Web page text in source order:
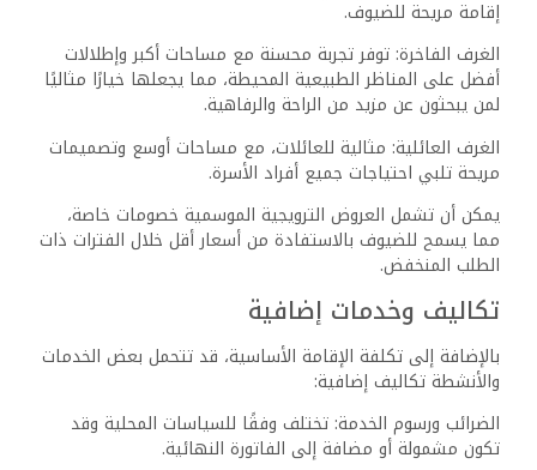
الإجمالية للإقامة. هذه العروض قد تتضمن باقات تتضمن إقامة
لعدة ليالٍ أو تقديم خدمات إضافية مثل وجبات الإفطار المجانية
أو تخفيضات على الأنشطة الترفيهية.
بهذا، يضمن مارينا فيو بورت غالب تقديم تجربة شاملة توازن بين
السعر والقيمة، مما يجعلها وجهة مميزة للمسافرين الباحثين
عن الراحة والجودة.
الأسئلة الشائعة
ما هي أماكن الإقامة المتاحة بالقرب من
مارينا فيو بورت غالب؟
يمكن للزوار الاختيار من بين مجموعة متنوعة من أماكن الإقامة
نجوم ومنتجعات فاخرة تقدم مجموعة واسعة من وسائل الراحة.
تقع جميعها على مقربة من البحر الأحمر، مما يوفر للضيوف
إطلالات خلابة على المياه وتجربة إقامة مريحة.